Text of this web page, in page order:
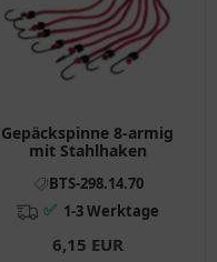
Gepäckspinne 8-armig
mit Stahlhaken
BTS-298.14.70
✅ 1-3 Werktage
6,15 EUR